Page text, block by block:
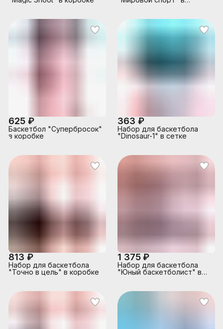
625 ₽
Баскетбол "Супербросок"
в коробке
363 ₽
Набор для баскетбола
"Dinosaur-1" в сетке
813 ₽
Набор для баскетбола
"Точно в цель" в коробке
1 375 ₽
Набор для баскетбола
"Юный баскетболист" в